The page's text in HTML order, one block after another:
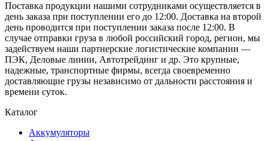
Поставка продукции нашими сотрудниками осуществляется в
день заказа при поступлении его до 12:00. Доставка на второй
день проводится при поступлении заказа после 12:00. В
случае отправки груза в любой российский город, регион, мы
задействуем наши партнерские логистические компании —
ПЭК, Деловые линии, Автотрейдинг и др. Это крупные,
надежные, транспортные фирмы, всегда своевременно
доставляющие грузы независимо от дальности расстояния и
времени суток.
Каталог
Аккумуляторы